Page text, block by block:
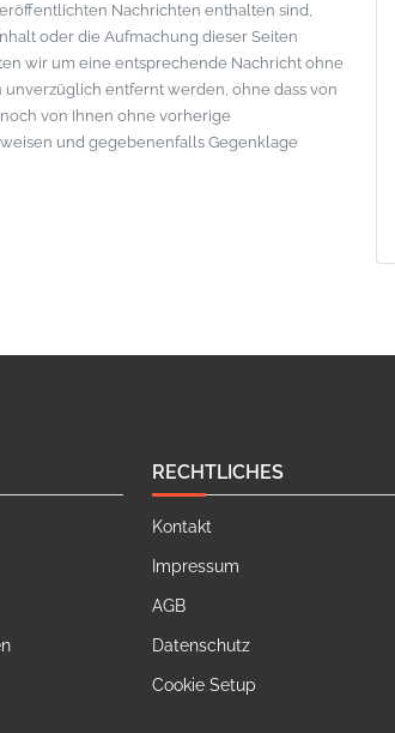
Nachrichten enthalten sind,
oder die Aufmachung dieser Seiten
wir um eine entsprechende Nachricht ohne
unverzüglich entfernt werden, ohne dass von
von Ihnen ohne vorherige
und gegebenenfalls Gegenklage
RECHTLICHES
Kontakt
Impressum
AGB
Datenschutz
Cookie Setup